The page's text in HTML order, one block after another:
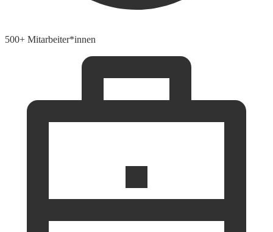
500+ Mitarbeiter*innen